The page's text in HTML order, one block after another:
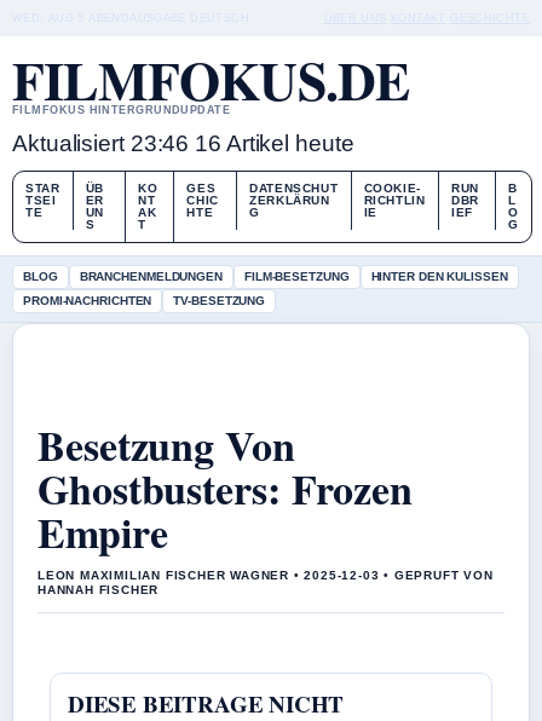
WED, AUG 5
FILMFOKUS.DE
FILMFOKUS HINTERGRUNDUPDATE
Aktualisiert 23:46 16 Artikel heute
STAR
TSEI
TE
ÜB
ER
UN
S
KO
NT
AK
T
GES
CHIC
HTE
DATENSCHUT
ZERKLÄRUN
G
COOKIE-
RICHTLIN
IE
RUN
DBR
IEF
B
L
O
G
BLOG BRANCHENMELDUNGEN FILM-BESETZUNG
HINTER DEN KULISSEN
PROMI-NACHRICHTEN
TV-BESETZUNG
Besetzung Von
Ghostbusters: Frozen
Empire
LEON MAXIMILIAN FISCHER WAGNER • 2025-12-03 • GEPRUFT VON
HANNAH FISCHER
DIESE BEITRAGE NICHT